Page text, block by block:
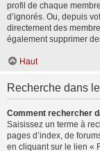
profil de chaque
d’ignorés. Ou, depuis
directement des
également supprimer
Haut
Recherche dans
Comment rechercher
Saisissez un terme à
pages d’index, de
en cliquant sur le lien «